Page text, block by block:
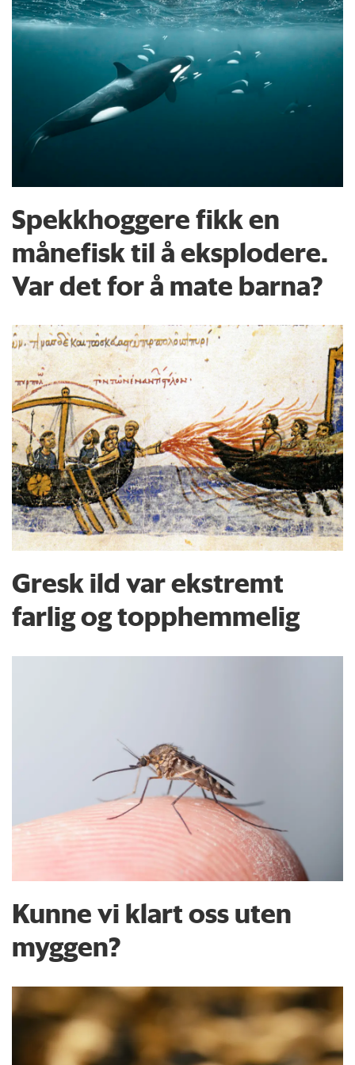
Spekkhoggere fikk en
månefisk til å eksplodere.
Var det for å mate barna?
Gresk ild var ekstremt
farlig og topphemmelig
Kunne vi klart oss uten
myggen?